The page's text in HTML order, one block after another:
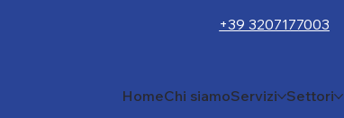
+39 3207177003
HomeChi siamoServizi Settori